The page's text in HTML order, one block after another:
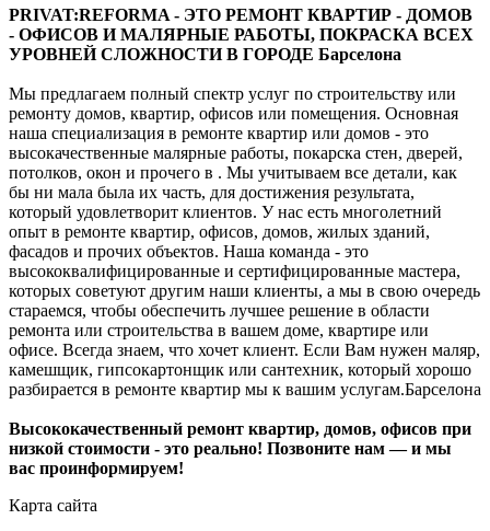
PRIVAT:REFORMA - ЭТО РЕМОНТ КВАРТИР - ДОМОВ
- ОФИСОВ И МАЛЯРНЫЕ РАБОТЫ, ПОКРАСКА ВСЕХ
УРОВНЕЙ СЛОЖНОСТИ В ГОРОДЕ Барселона
Мы предлагаем полный спектр услуг по строительству или
ремонту домов, квартир, офисов или помещения. Основная
наша специализация в ремонте квартир или домов - это
высокачественные малярные работы, покарска стен, дверей,
потолков, окон и прочего в . Мы учитываем все детали, как
бы ни мала была их часть, для достижения результата,
который удовлетворит клиентов. У нас есть многолетний
опыт в ремонте квартир, офисов, домов, жилых зданий,
фасадов и прочих объектов. Наша команда - это
высококвалифицированные и сертифицированные мастера,
которых советуют другим наши клиенты, а мы в свою очередь
стараемся, чтобы обеспечить лучшее решение в области
ремонта или строительства в вашем доме, квартире или
офисе. Всегда знаем, что хочет клиент. Если Вам нужен маляр,
камешщик, гипсокартонщик или сантехник, который хорошо
разбирается в ремонте квартир мы к вашим услугам.Барселона
Высококачественный ремонт квартир, домов, офисов при
низкой стоимости - это реально! Позвоните нам — и мы
вас проинформируем!
Карта сайта